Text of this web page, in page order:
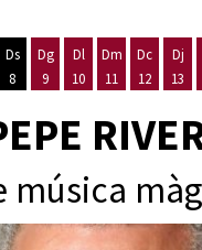
Ds
8
Dg
9
Dl
10
Dm
11
Dc
12
Dj
13
música